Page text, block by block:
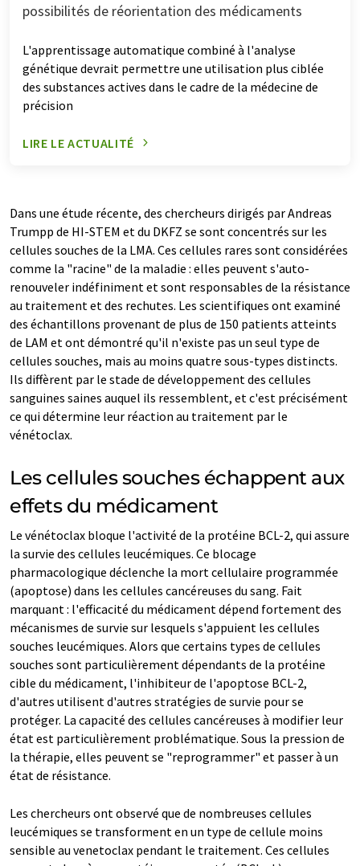
possibilités de réorientation des médicaments
L'apprentissage automatique combiné à l'analyse
génétique devrait permettre une utilisation plus ciblée
des substances actives dans le cadre de la médecine de
précision
LIRE LE ACTUALITÉ
Dans une étude récente, des chercheurs dirigés par Andreas
Trumpp de HI-STEM et du DKFZ se sont concentrés sur les
cellules souches de la LMA. Ces cellules rares sont considérées
comme la "racine" de la maladie : elles peuvent s'auto-
renouveler indéfiniment et sont responsables de la résistance
au traitement et des rechutes. Les scientifiques ont examiné
des échantillons provenant de plus de 150 patients atteints
de LAM et ont démontré qu'il n'existe pas un seul type de
cellules souches, mais au moins quatre sous-types distincts.
Ils diffèrent par le stade de développement des cellules
sanguines saines auquel ils ressemblent, et c'est précisément
ce qui détermine leur réaction au traitement par le
vénétoclax.
Les cellules souches échappent aux
effets du médicament
Le vénétoclax bloque l'activité de la protéine BCL-2, qui assure
la survie des cellules leucémiques. Ce blocage
pharmacologique déclenche la mort cellulaire programmée
(apoptose) dans les cellules cancéreuses du sang. Fait
marquant : l'efficacité du médicament dépend fortement des
mécanismes de survie sur lesquels s'appuient les cellules
souches leucémiques. Alors que certains types de cellules
souches sont particulièrement dépendants de la protéine
cible du médicament, l'inhibiteur de l'apoptose BCL-2,
d'autres utilisent d'autres stratégies de survie pour se
protéger. La capacité des cellules cancéreuses à modifier leur
état est particulièrement problématique. Sous la pression de
la thérapie, elles peuvent se "reprogrammer" et passer à un
état de résistance.
Les chercheurs ont observé que de nombreuses cellules
leucémiques se transforment en un type de cellule moins
sensible au venetoclax pendant le traitement. Ces cellules